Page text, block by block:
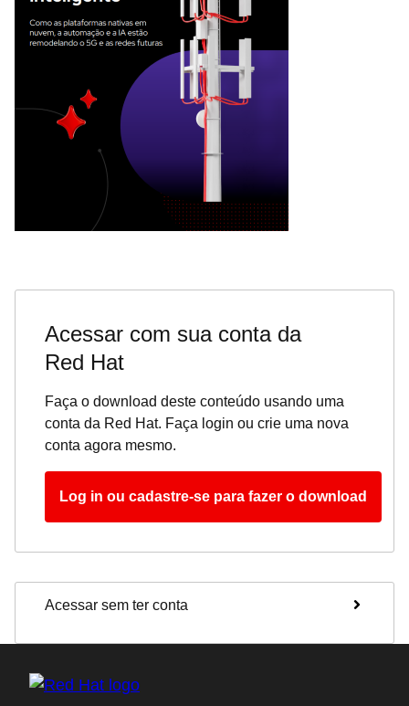
Acessar com sua conta da
Red Hat
Faça o download deste conteúdo usando uma
conta da Red Hat. Faça login ou crie uma nova
conta agora mesmo.
Log in ou cadastre-se para fazer o download
Acessar sem ter conta